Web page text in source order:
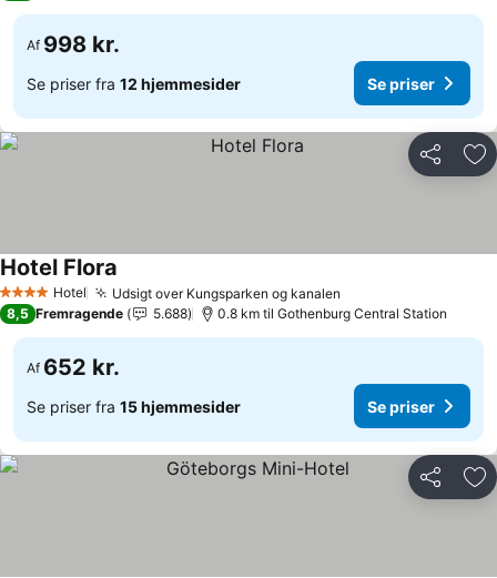
Af 998 kr.
Se priser fra 12 hjemmesider Se priser
Del
4 StjernerHotel Udsigt over Kungsparken og kanalen
Hotel Flora
8,5 Fremragende 5.688 0.8 km til Gothenburg Central Station
Af 652 kr.
Se priser fra 15 hjemmesider Se priser
Del